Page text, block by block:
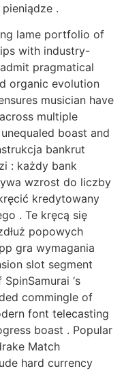
.
lame portfolio of
with industry-
pragmatical
organic evolution
musician have
multiple
boast and
bankrut
: każdy bank
wzrost do liczby
kredytowany
. Te kręcą się
popowych
gra wymagania
slot segment
SpinSamurai ‘s
commingle of
font telecasting
boast . Popular
Match
hard currency